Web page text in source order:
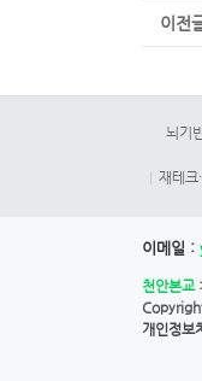
이전
뇌기
재테크
이메일 :
천안본교:
개인정보